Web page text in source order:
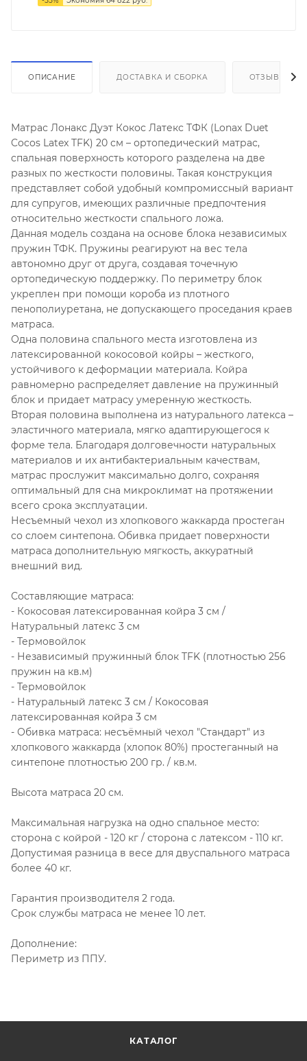
ОПИСАНИЕ ДОСТАВКА И СБОРКА ОТЗЫВЫ
Матрас Лонакс Дуэт Кокос Латекс ТФК (Lonax Duet
Cocos Latex TFK) 20 см – ортопедический матрас,
спальная поверхность которого разделена на две
разных по жесткости половины. Такая конструкция
представляет собой удобный компромиссный вариант
для супругов, имеющих различные предпочтения
относительно жесткости спального ложа.
Данная модель создана на основе блока независимых
пружин ТФК. Пружины реагируют на вес тела
автономно друг от друга, создавая точечную
ортопедическую поддержку. По периметру блок
укреплен при помощи короба из плотного
пенополиуретана, не допускающего проседания краев
матраса.
Одна половина спального места изготовлена из
латексированной кокосовой койры – жесткого,
устойчивого к деформации материала. Койра
равномерно распределяет давление на пружинный
блок и придает матрасу умеренную жесткость.
Вторая половина выполнена из натурального латекса –
эластичного материала, мягко адаптирующегося к
форме тела. Благодаря долговечности натуральных
материалов и их антибактериальным качествам,
матрас прослужит максимально долго, сохраняя
оптимальный для сна микроклимат на протяжении
всего срока эксплуатации.
Несъемный чехол из хлопкового жаккарда простеган
со слоем синтепона. Обивка придает поверхности
матраса дополнительную мягкость, аккуратный
внешний вид.
Составляющие матраса:
- Кокосовая латексированная койра 3 см /
Натуральный латекс 3 см
- Термовойлок
- Независимый пружинный блок TFK (плотностью 256
пружин на кв.м)
- Термовойлок
- Натуральный латекс 3 см / Кокосовая
латексированная койра 3 см
- Обивка матраса: несъёмный чехол "Стандарт" из
хлопкового жаккарда (хлопок 80%) простеганный на
синтепоне плотностью 200 гр. / кв.м.
Высота матраса 20 см.
Максимальная нагрузка на одно спальное место:
сторона с койрой - 120 кг / сторона с латексом - 110 кг.
Допустимая разница в весе для двуспального матраса
более 40 кг.
Гарантия производителя 2 года.
Срок службы матраса не менее 10 лет.
Дополнение:
Периметр из ППУ.
КАТАЛОГ